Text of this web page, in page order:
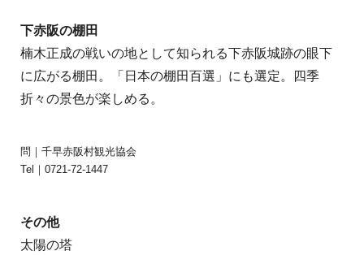
下赤阪の棚田
楠木正成の戦いの地として知られる下赤阪城跡の眼下
に広がる棚田。「日本の棚田百選」にも選定。四季
折々の景色が楽しめる。
問｜千早赤阪村観光協会
Tel｜0721-72-1447
その他
太陽の塔